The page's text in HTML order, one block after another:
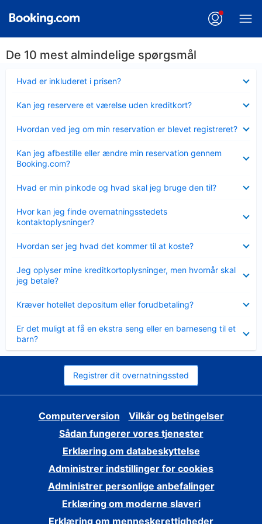
De 10 mest almindelige spørgsmål
Hvad er inkluderet i prisen?
Kan jeg reservere et værelse uden kreditkort?
Hvordan ved jeg om min reservation er blevet registreret?
Kan jeg afbestille eller ændre min reservation gennem
Booking.com?
Hvad er min pinkode og hvad skal jeg bruge den til?
Hvor kan jeg finde overnatningsstedets
kontaktoplysninger?
Hvordan ser jeg hvad det kommer til at koste?
Jeg oplyser mine kreditkortoplysninger, men hvornår skal
jeg betale?
Kræver hotellet depositum eller forudbetaling?
Er det muligt at få en ekstra seng eller en barneseng til et
barn?
Registrer dit overnatningssted
Computerversion
Vilkår og betingelser
Sådan fungerer vores tjenester
Erklæring om databeskyttelse
Administrer indstillinger for cookies
Administrer personlige anbefalinger
Erklæring om moderne slaveri
Erklæring om menneskerettigheder